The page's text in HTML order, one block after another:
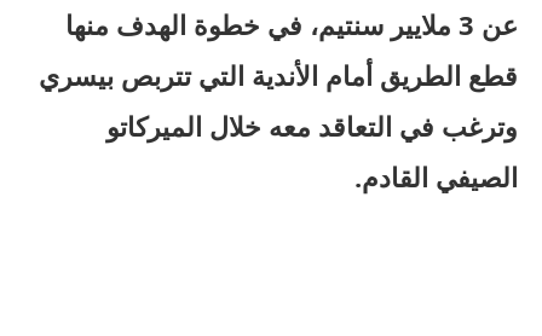
عن 3 ملايير سنتيم، في خطوة الهدف منها
قطع الطريق أمام الأندية التي تتربص بيسري
وترغب في التعاقد معه خلال الميركاتو
الصيفي القادم.